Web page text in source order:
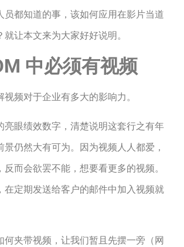
员都知道的事，该如何应用在影片当道
让本文来为大家好好说明。
中必须有视频
频对于企业有多大的影响力。
亮眼绩效数字，清楚说明这套行之有年
景仍然大有可为。因为视频人人都爱，
而会欲罢不能，想要看更多的视频。
在定期发送给客户的邮件中加入视频就
何夹带视频，让我们暂且先摆一旁（网